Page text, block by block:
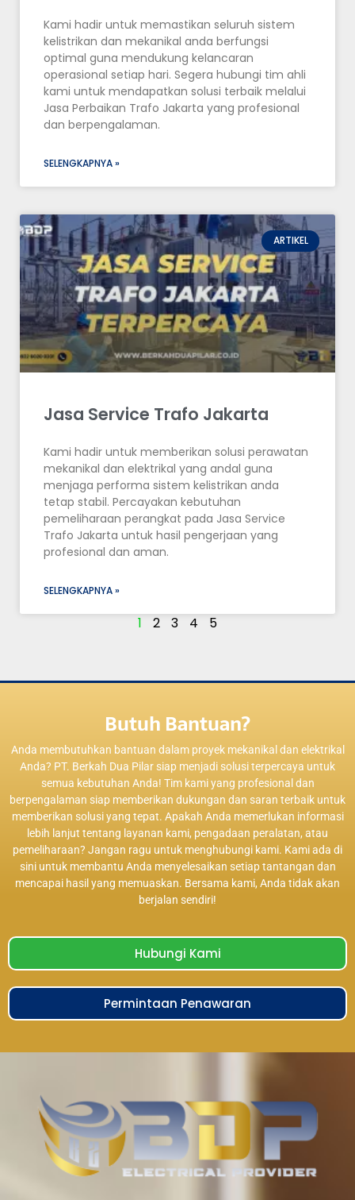
Kami hadir untuk memastikan seluruh sistem
kelistrikan dan mekanikal anda berfungsi
optimal guna mendukung kelancaran
operasional setiap hari. Segera hubungi tim ahli
kami untuk mendapatkan solusi terbaik melalui
Jasa Perbaikan Trafo Jakarta yang profesional
dan berpengalaman.
SELENGKAPNYA »
ARTIKEL
Jasa Service Trafo Jakarta
Kami hadir untuk memberikan solusi perawatan
mekanikal dan elektrikal yang andal guna
menjaga performa sistem kelistrikan anda
tetap stabil. Percayakan kebutuhan
pemeliharaan perangkat pada Jasa Service
Trafo Jakarta untuk hasil pengerjaan yang
profesional dan aman.
SELENGKAPNYA »
1 2 3 4 5
Butuh Bantuan?
Anda membutuhkan bantuan dalam proyek mekanikal dan elektrikal
Anda? PT. Berkah Dua Pilar siap menjadi solusi terpercaya untuk
semua kebutuhan Anda! Tim kami yang profesional dan
berpengalaman siap memberikan dukungan dan saran terbaik untuk
memberikan solusi yang tepat. Apakah Anda memerlukan informasi
lebih lanjut tentang layanan kami, pengadaan peralatan, atau
pemeliharaan? Jangan ragu untuk menghubungi kami. Kami ada di
sini untuk membantu Anda menyelesaikan setiap tantangan dan
mencapai hasil yang memuaskan. Bersama kami, Anda tidak akan
berjalan sendiri!
Hubungi Kami
Permintaan Penawaran